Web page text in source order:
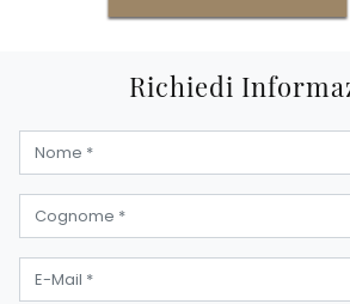
Richiedi